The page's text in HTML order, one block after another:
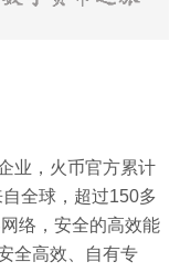
业，火币官方累计
全球，超过150多
络，安全的高效能
全高效、自有专